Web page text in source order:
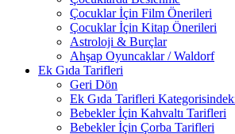
Çocuklar İçin Film Önerileri
Çocuklar İçin Kitap Önerileri
Astroloji & Burçlar
Ahşap Oyuncaklar / Waldorf
Ek Gıda Tarifleri
Geri Dön
Ek Gıda Tarifleri
Bebekler İçin Kahvaltı Tarifleri
Bebekler İçin Çorba Tarifleri